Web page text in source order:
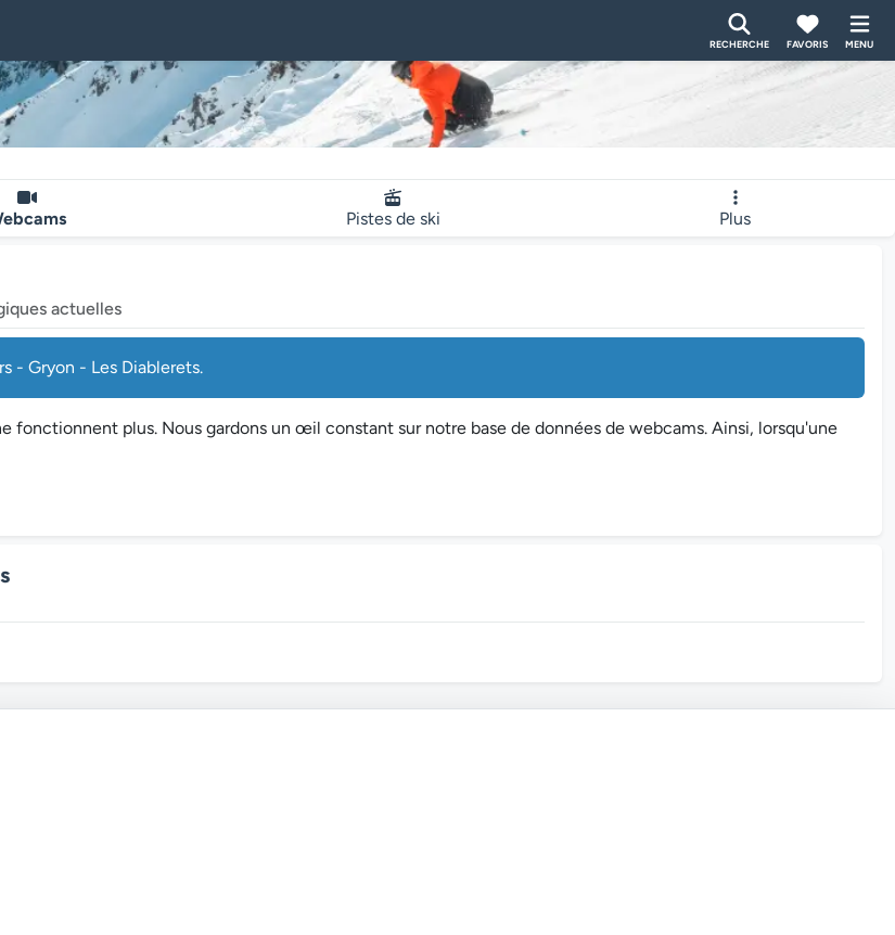
RECHERCHE FAVORIS MENU
Pistes de ski Plus
actuelles
- Gryon - Les Diablerets.
fonctionnent plus. Nous gardons un œil constant sur notre base de données de webcams. Ainsi, lorsqu'une